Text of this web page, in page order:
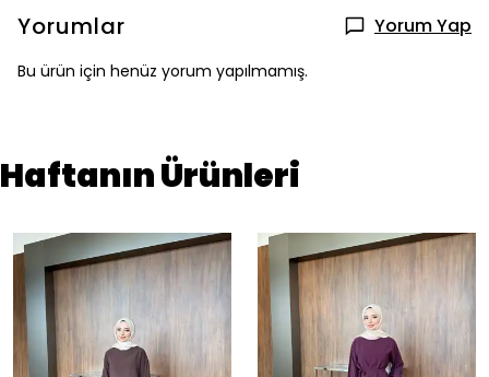
Yorumlar Yorum Yap
Bu ürün için henüz yorum yapılmamış.
Haftanın Ürünleri